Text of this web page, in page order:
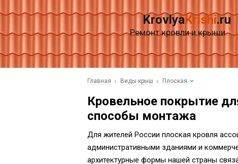
KrovlyaKrishi.ru
Ремонт кровли и крыши
Главная Виды крыш Плоская
Кровельное покрытие
способы монтажа
Для жителей России плоская кровля
административными зданиями и
архитектурные формы нашей страны